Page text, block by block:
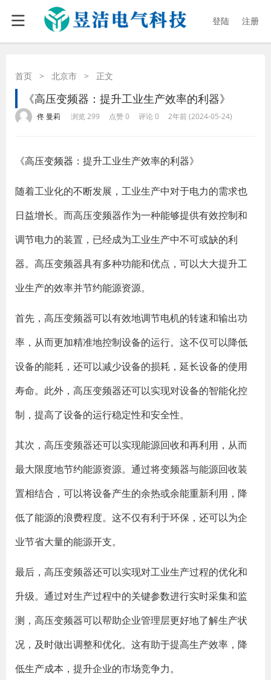
登陆 注册
首页 > 北京市 > 正文
《高压变频器：提升工业生产效率的利器》
佟 曼莉 浏览 299 点赞 0 评论 0 2年前 (2024-05-24)
《高压变频器 ：提升工业生产效率的利器》
随着工业化的不断发展，工业生产中对于电力的需求也
日益增长。而高压变频器作为一种能够提供有效控制和
调节电力的装置，已经成为工业生产中不可或缺的利
器。高压变频器具有多种功能和优点，可以大大提升工
业生产的效率并节约能源资源。
首先，高压变频器可以有效地调节电机的转速和输出功
率，从而更加精准地控制设备的运行。这不仅可以降低
设备的能耗，还可以减少设备的损耗，延长设备的使用
寿命。此外，高压变频器还可以实现对设备的智能化控
制，提高了设备的运行稳定性和安全性。
其次，高压变频器还可以实现能源回收和再利用，从而
最大限度地节约能源资源。通过将变频器与能源回收装
置相结合，可以将设备产生的余热或余能重新利用，降
低了能源的浪费程度。这不仅有利于环保，还可以为企
业节省大量的能源开支。
最后，高压变频器还可以实现对工业生产过程的优化和
升级。通过对生产过程中的关键参数进行实时采集和监
测，高压变频器可以帮助企业管理层更好地了解生产状
况，及时做出调整和优化。这有助于提高生产效率，降
低生产成本，提升企业的市场竞争力。